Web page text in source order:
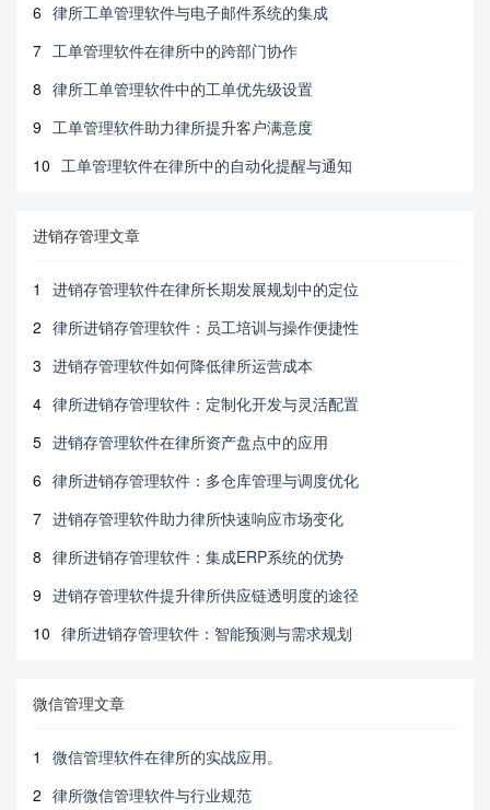
6 律所工单管理软件与电子邮件系统的集成
7 工单管理软件在律所中的跨部门协作
8 律所工单管理软件中的工单优先级设置
9 工单管理软件助力律所提升客户满意度
10 工单管理软件在律所中的自动化提醒与通知
进销存管理文章
1
进销存管理软件在律所长期发展规划中的定位
2 律所进销存管理软件：员工培训与操作便捷性
3 进销存管理软件如何降低律所运营成本
4 律所进销存管理软件：定制化开发与灵活配置
5 进销存管理软件在律所资产盘点中的应用
6 律所进销存管理软件：多仓库管理与调度优化
7 进销存管理软件助力律所快速响应市场变化
8 律所进销存管理软件：集成ERP系统的优势
9 进销存管理软件提升律所供应链透明度的途径
10 律所进销存管理软件：智能预测与需求规划
微信管理文章
1
微信管理软件在律所的实战应用。
2 律所微信管理软件与行业规范